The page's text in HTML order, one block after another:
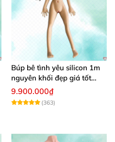
Búp bê tình yêu silicon 1m
nguyên khối đẹp giá tốt
giao nhanh
9.900.000₫
(363)